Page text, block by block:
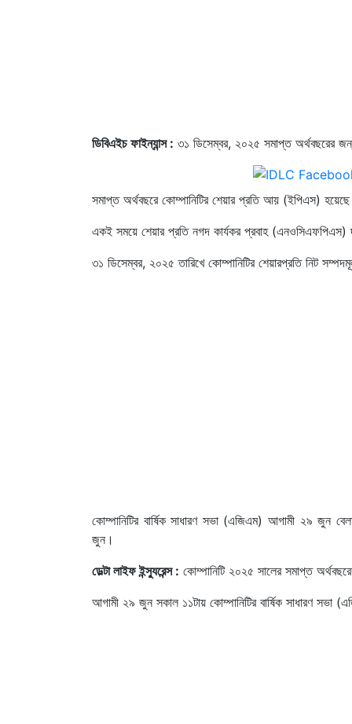
ডিবিএইচ ফাইন্যান্স : ৩১ ডিসেম্বর, ২০২৫ সমাপ্ত অর্থবছরের
সমাপ্ত অর্থবছরে কোম্পানিটির শেয়ার প্রতি আয় (ইপিএস)
একই সময়ে শেয়ার প্রতি নগদ কার্যকর প্রবাহ
৩১ ডিসেম্বর, ২০২৫ তারিখে কোম্পানিটির শেয়ারপ্রতি নিট
কোম্পানিটির বার্ষিক সাধারণ সভা (এজিএম) আগামী ২৯ জুন
জুন।
ডেল্টা লাইফ ইন্স্যুরেন্স : কোম্পানিটি ২০২৫ সালের সমাপ্ত
আগামী ২৯ জুন সকাল ১১টায় কোম্পানিটির বার্ষিক সাধারণ সভা